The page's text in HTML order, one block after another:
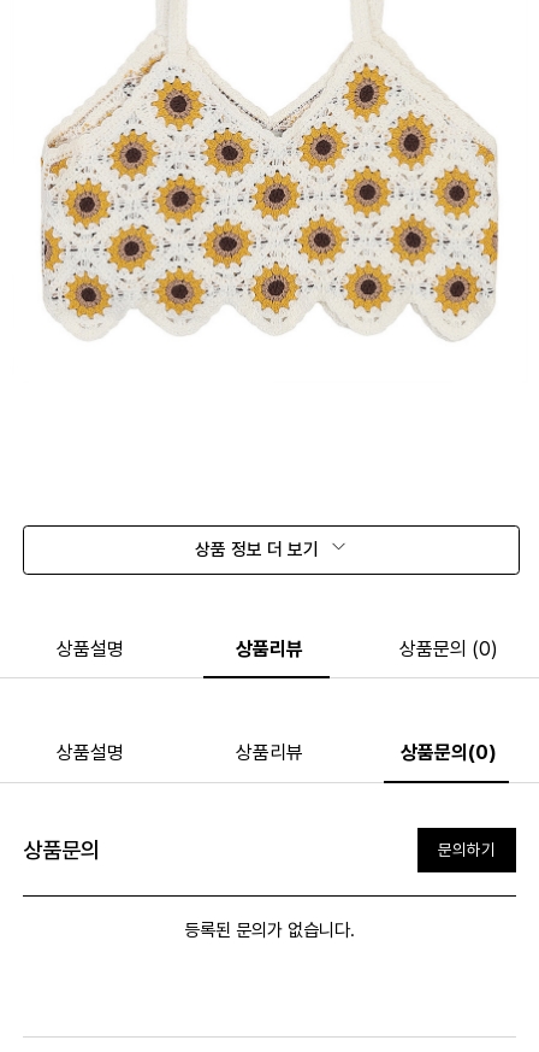
상품 정보 더 보기
상품설명 상품리뷰 상품문의 (0)
상품설명 상품리뷰 상품문의(0)
상품문의 문의하기
등록된 문의가 없습니다.